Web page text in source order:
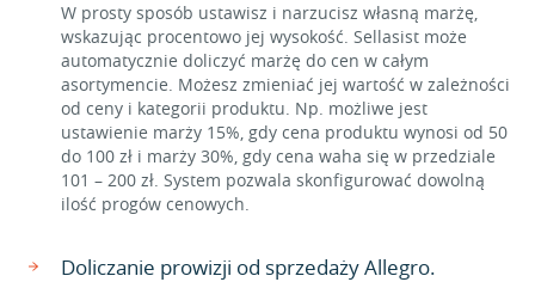
W prosty sposób ustawisz i narzucisz własną marżę,
wskazując procentowo jej wysokość. Sellasist może
automatycznie doliczyć marżę do cen w całym
asortymencie. Możesz zmieniać jej wartość w zależności
od ceny i kategorii produktu. Np. możliwe jest
ustawienie marży 15%, gdy cena produktu wynosi od 50
do 100 zł i marży 30%, gdy cena waha się w przedziale
101 – 200 zł. System pozwala skonfigurować dowolną
ilość progów cenowych.
Doliczanie prowizji od sprzedaży Allegro.